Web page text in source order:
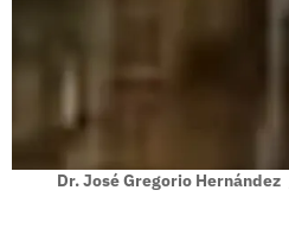
Dr. José Gregorio Hernández